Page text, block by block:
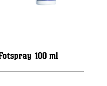
Fotspray 100 ml